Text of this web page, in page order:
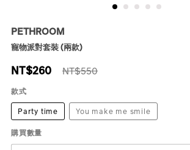
PETHROOM
寵物派對套裝 (兩款)
NT$260 NT$550
款式
Party time
You make me smile
購買數量